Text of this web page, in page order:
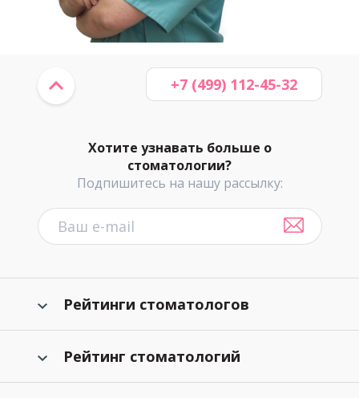
Хотите узнавать больше о
стоматологии?
Подпишитесь на нашу рассылку:
+7 (499) 112-45-32
Рейтинги стоматологов
Рейтинг стоматологий